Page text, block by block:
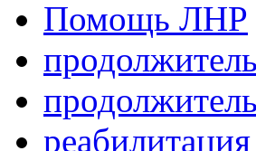
Помощь ЛНР
реабилитация